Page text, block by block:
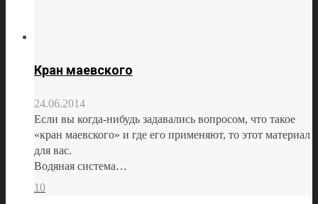
Кран маевского
24.06.2014
Если вы когда-нибудь задавались вопросом, что такое
«кран маевского» и где его применяют, то этот материал
для вас.
Водяная система…
10